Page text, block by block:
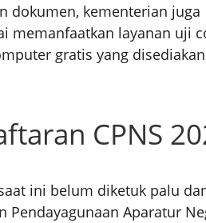
dokumen, kementerian juga
memanfaatkan layanan uji
gratis yang disediakan
CPNS
ini belum diketuk palu
Aparatur